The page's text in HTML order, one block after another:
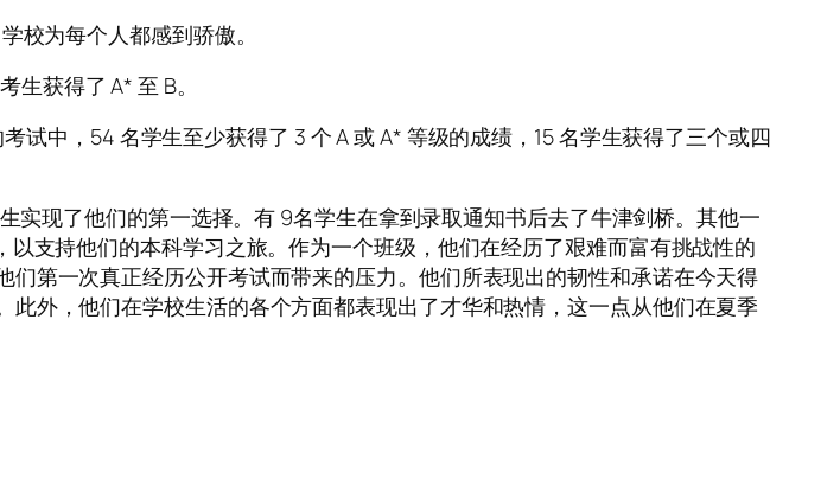
校为每个人都感到骄傲。
生获得了 A* 至 B。
中，54 名学生至少获得了 3 个 A 或 A* 等级的成绩，15 名学生获得了三个或四
实现了他们的第一选择。有 9名学生在拿到录取通知书后去了牛津剑桥。其他一
支持他们的本科学习之旅。作为一个班级，他们在经历了艰难而富有挑战性的
第一次真正经历公开考试而带来的压力。他们所表现出的韧性和承诺在今天得
外，他们在学校生活的各个方面都表现出了才华和热情，这一点从他们在夏季